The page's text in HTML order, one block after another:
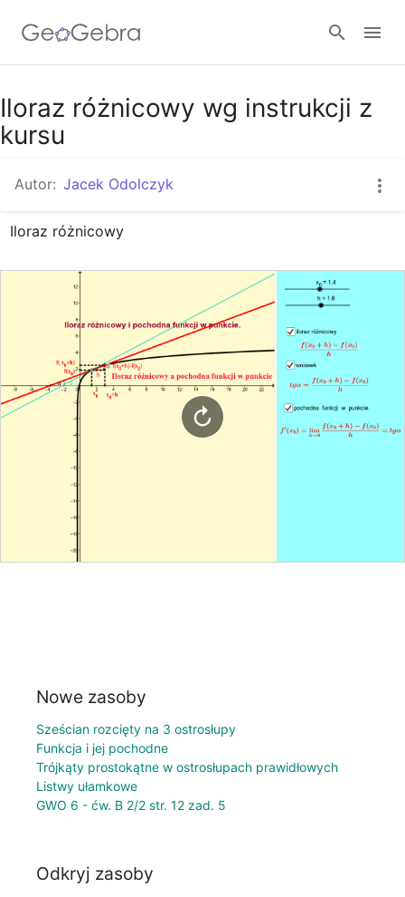
Google Classroom
Iloraz różnicowy wg instrukcji z
kursu
Autor: Jacek Odolczyk
Iloraz różnicowy
Nowe zasoby
Sześcian rozcięty na 3 ostrosłupy
Funkcja i jej pochodne
Trójkąty prostokątne w ostrosłupach prawidłowych
Listwy ułamkowe
GWO 6 - ćw. B 2/2 str. 12 zad. 5
Odkryj zasoby